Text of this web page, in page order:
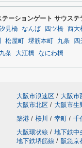
テーションゲート サウス
見橋 なんば 四ツ橋 西大
松屋町 堺筋本町 九条 四
条 大江橋 なにわ橋
大阪市浪速区 / 大阪市
大阪市北区 / 大阪市生
築港 / 桜川 / 幸町 / 千
大阪環状線 / 地下鉄中
地下鉄堺筋線 / 阪急京